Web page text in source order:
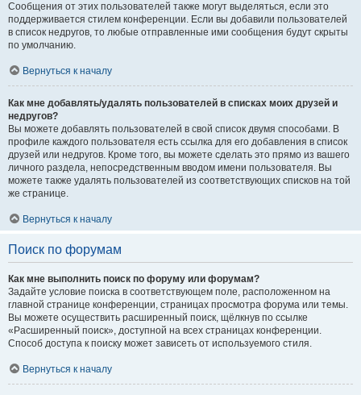
Сообщения от этих пользователей также могут выделяться, если это
поддерживается стилем конференции. Если вы добавили пользователей
в список недругов, то любые отправленные ими сообщения будут скрыты
по умолчанию.
Вернуться к началу
Как мне добавлять/удалять пользователей в списках моих друзей и
недругов?
Вы можете добавлять пользователей в свой список двумя способами. В
профиле каждого пользователя есть ссылка для его добавления в список
друзей или недругов. Кроме того, вы можете сделать это прямо из вашего
личного раздела, непосредственным вводом имени пользователя. Вы
можете также удалять пользователей из соответствующих списков на той
же странице.
Вернуться к началу
Поиск по форумам
Как мне выполнить поиск по форуму или форумам?
Задайте условие поиска в соответствующем поле, расположенном на
главной странице конференции, страницах просмотра форума или темы.
Вы можете осуществить расширенный поиск, щёлкнув по ссылке
«Расширенный поиск», доступной на всех страницах конференции.
Способ доступа к поиску может зависеть от используемого стиля.
Вернуться к началу